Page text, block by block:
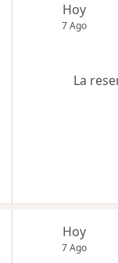
Hoy
7 Ago
La
Hoy
7 Ago